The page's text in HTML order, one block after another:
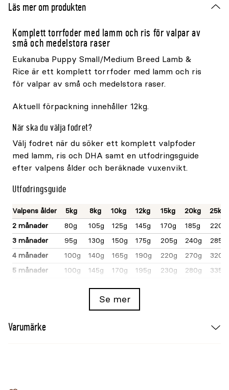
Läs mer om produkten
Komplett torrfoder med lamm och ris för valpar av
små och medelstora raser
Eukanuba Puppy Small/Medium Breed Lamb &
Rice är ett komplett torrfoder med lamm och ris
för valpar av små och medelstora raser.
Aktuell förpackning innehåller 12kg.
När ska du välja fodret?
Välj fodret när du söker ett komplett valpfoder
med lamm, ris och DHA samt en utfodringsguide
efter valpens ålder och beräknade vuxenvikt.
Utfodringsguide
Valpens ålder 5kg 8kg 10kg 12kg 15kg 20kg
25kg
2 månader
80g 105g 125g 145g 170g 185g
220g
3 månader
95g 130g 150g 175g 205g 240g
285g
4 månader
100g 140g 165g 190g 220g 270g
320g
5 månader
100g 145g 170g 195g 230g 280g
335g
145g 175g
Se mer
Varumärke